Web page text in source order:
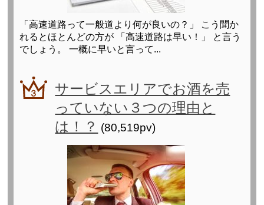
「高速道路って一般道より何が良いの？」 こう聞か
れるとほとんどの方が 「高速道路は早い！」 と言う
でしょう。 一概に早いと言って...
サービスエリアでお酒を売
っていない３つの理由と
は！？ (80,519pv)